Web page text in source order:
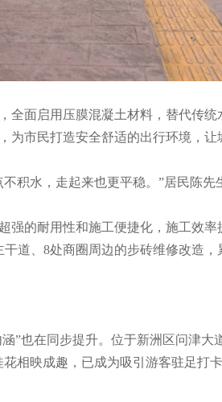
全面启用压膜混凝土材料，替代传
市民打造安全舒适的出行环境，让
积水，走起来也更平稳。”居民陈先
强的耐用性和施工便捷化，施工效
道、8处商圈周边的步砖维修改造，
”也在同步提升。位于新洲区问津
相映成趣，已成为吸引游客驻足打卡